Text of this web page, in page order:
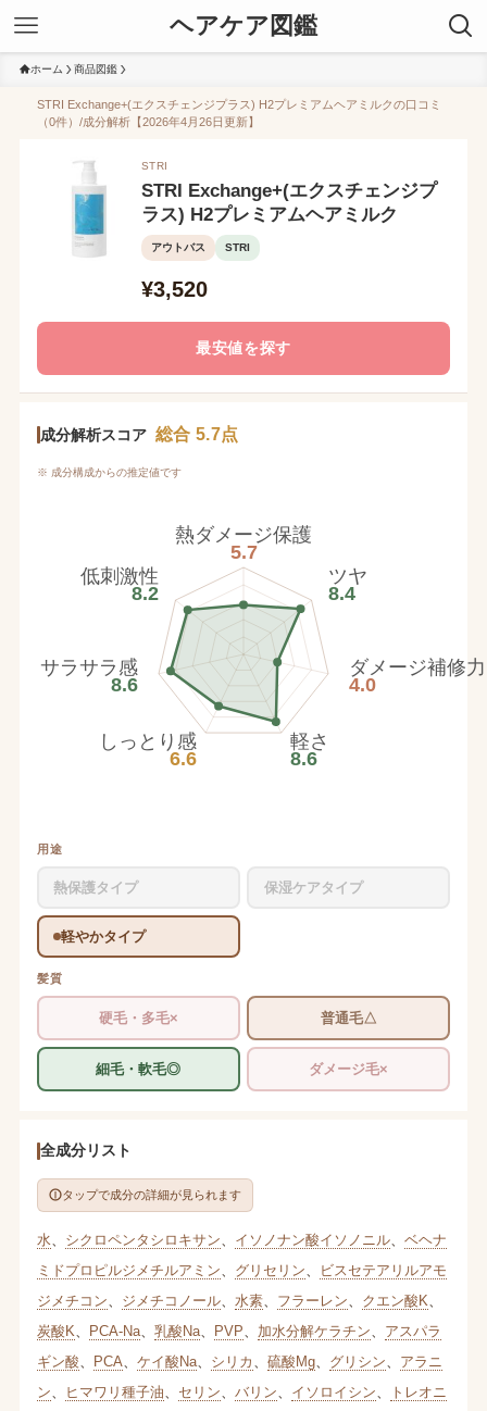
ヘアケア図鑑
ホーム 商品図鑑
STRI Exchange+(エクスチェンジプラス) H2プレミアムヘアミルクの口コミ
（0件）/成分解析【2026年4月26日更新】
STRI
STRI Exchange+(エクスチェンジプ
ラス) H2プレミアムヘアミルク
アウトバス STRI
¥3,520
最安値を探す
成分解析スコア 総合 5.7点
※ 成分構成からの推定値です
熱ダメージ保護
5.7
ツヤ
8.4
ダメージ補修力
4.0
軽さ
8.6
しっとり感
6.6
サラサラ感
8.6
低刺激性
8.2
用途
熱保護タイプ 保湿ケアタイプ
軽やかタイプ
髪質
硬毛・多毛× 普通毛△
細毛・軟毛◎ ダメージ毛×
全成分リスト
タップで成分の詳細が見られます
水 シクロペンタシロキサン イソノナン酸イソノニル、 ベヘナ
ミドプロピルジメチルアミン
グリセリン
ビスセテアリルアモ
ジメチコン
ジメチコノール、 水素、 フラーレン クエン酸K
炭酸K
PCA-Na、 乳酸Na、 PVP 加水分解ケラチン
アスパラ
ギン酸
PCA ケイ酸Na、 シリカ 硫酸Mg、 グリシン
アラニ
ン
ヒマワリ種子油 セリン バリン イソロイシン
トレオニ